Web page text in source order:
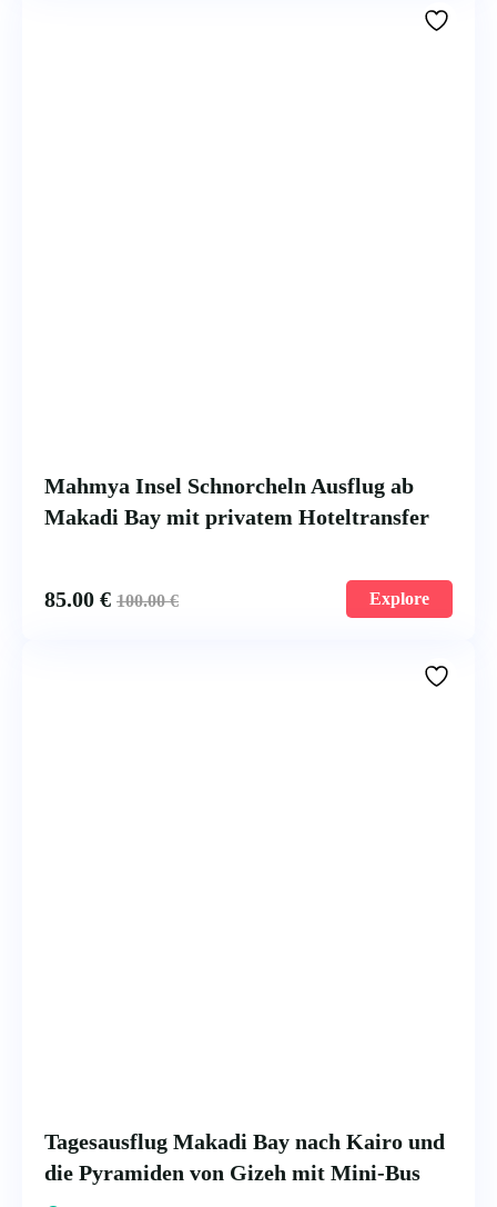
Mahmya Insel Schnorcheln Ausflug ab
Makadi Bay mit privatem Hoteltransfer
85.00 € 100.00€ Explore
Tagesausflug Makadi Bay nach Kairo und
die Pyramiden von Gizeh mit Mini-Bus